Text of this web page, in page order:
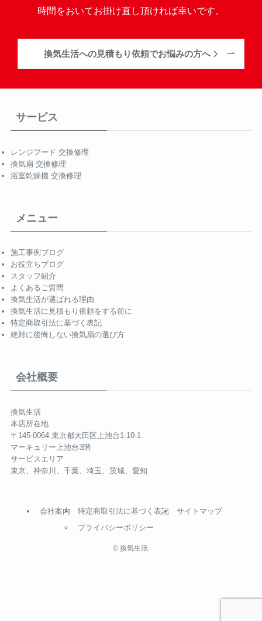
時間をおいてお掛け直し頂ければ幸いです。
換気生活への見積もり依頼でお悩みの方へ
サービス
レンジフード 交換修理
換気扇 交換修理
浴室乾燥機 交換修理
メニュー
施工事例ブログ
お役立ちブログ
スタッフ紹介
よくあるご質問
換気生活が選ばれる理由
換気生活に見積もり依頼をする前に
特定商取引法に基づく表記
絶対に後悔しない換気扇の選び方
会社概要
換気生活
本店所在地
〒145-0064 東京都大田区上池台1-10-1
マーキュリー上池台3階
サービスエリア
東京、神奈川、千葉、埼玉、茨城、愛知
会社案内
特定商取引法に基づく表記
プライバシーポリシー
サイトマップ
©換気生活.